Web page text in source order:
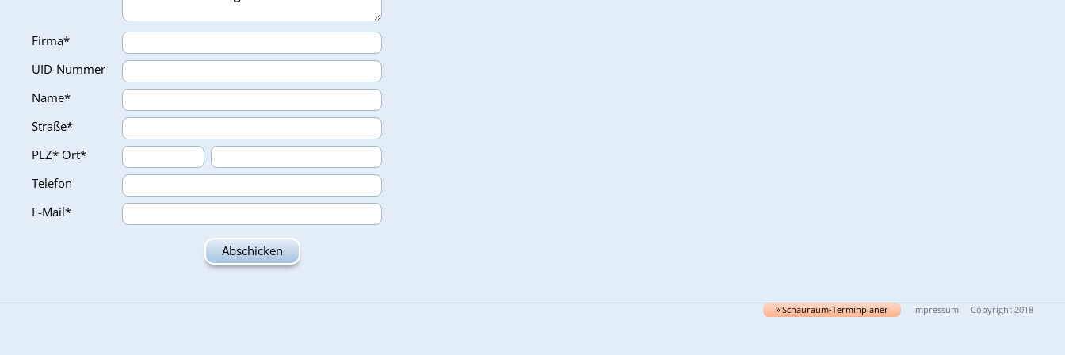
Firma*
UID-Nummer
Name*
Straße*
PLZ* Ort*
Telefon
E-Mail*
» Schau­raum-Ter­min­pla­ner Impressum Copyright 2018